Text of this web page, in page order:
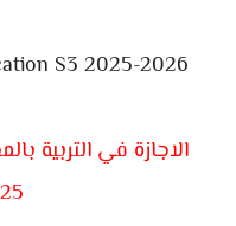
S3 2025-2026
الاجازة في التربية